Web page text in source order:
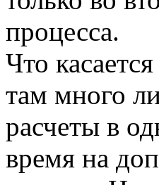
процесса.
Что
там много
расчеты в
время на